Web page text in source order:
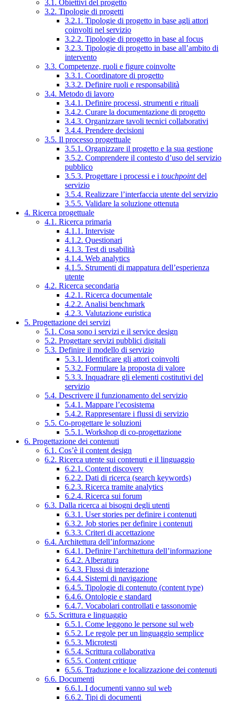
3.1. Obiettivi del progetto
3.2. Tipologie di progetti
3.2.1. Tipologie di progetto in base agli attori
coinvolti nel servizio
3.2.2. Tipologie di progetto in base al focus
3.2.3. Tipologie di progetto in base all’ambito di
intervento
3.3. Competenze, ruoli e figure coinvolte
3.3.1. Coordinatore di progetto
3.3.2. Definire ruoli e responsabilità
3.4. Metodo di lavoro
3.4.1. Definire processi, strumenti e rituali
3.4.2. Curare la documentazione di progetto
3.4.3. Organizzare tavoli tecnici collaborativi
3.4.4. Prendere decisioni
3.5. Il processo progettuale
3.5.1. Organizzare il progetto e la sua gestione
3.5.2. Comprendere il contesto d’uso del servizio
pubblico
3.5.3. Progettare i processi e i touchpointdel
servizio
3.5.4. Realizzare l’interfaccia utente del servizio
3.5.5. Validare la soluzione ottenuta
4. Ricerca progettuale
4.1. Ricerca primaria
4.1.1. Interviste
4.1.2. Questionari
4.1.3. Test di usabilità
4.1.4. Web analytics
4.1.5. Strumenti di mappatura dell’esperienza
utente
4.2. Ricerca secondaria
4.2.1. Ricerca documentale
4.2.2. Analisi benchmark
4.2.3. Valutazione euristica
5. Progettazione dei servizi
5.1. Cosa sono i servizi e il service design
5.2. Progettare servizi pubblici digitali
5.3. Definire il modello di servizio
5.3.1. Identificare gli attori coinvolti
5.3.2. Formulare la proposta di valore
5.3.3. Inquadrare gli elementi costitutivi del
servizio
5.4. Descrivere il funzionamento del servizio
5.4.1. Mappare l’ecosistema
5.4.2. Rappresentare i flussi di servizio
5.5. Co-progettare le soluzioni
5.5.1. Workshop di co-progettazione
6. Progettazione dei contenuti
6.1. Cos’è il content design
6.2. Ricerca utente sui contenuti e il linguaggio
6.2.1. Content discovery
6.2.2. Dati di ricerca (search keywords)
6.2.3. Ricerca tramite analytics
6.2.4. Ricerca sui forum
6.3. Dalla ricerca ai bisogni degli utenti
6.3.1. User stories per definire i contenuti
6.3.2. Job stories per definire i contenuti
6.3.3. Criteri di accettazione
6.4. Architettura dell’informazione
6.4.1. Definire l’architettura dell’informazione
6.4.2. Alberatura
6.4.3. Flussi di interazione
6.4.4. Sistemi di navigazione
6.4.5. Tipologie di contenuto (content type)
6.4.6. Ontologie e standard
6.4.7. Vocabolari controllati e tassonomie
6.5. Scrittura e linguaggio
6.5.1. Come leggono le persone sul web
6.5.2. Le regole per un linguaggio semplice
6.5.3. Microtesti
6.5.4. Scrittura collaborativa
6.5.5. Content critique
6.5.6. Traduzione e localizzazione dei contenuti
6.6. Documenti
6.6.1. I documenti vanno sul web
6.6.2. Tipi di documenti